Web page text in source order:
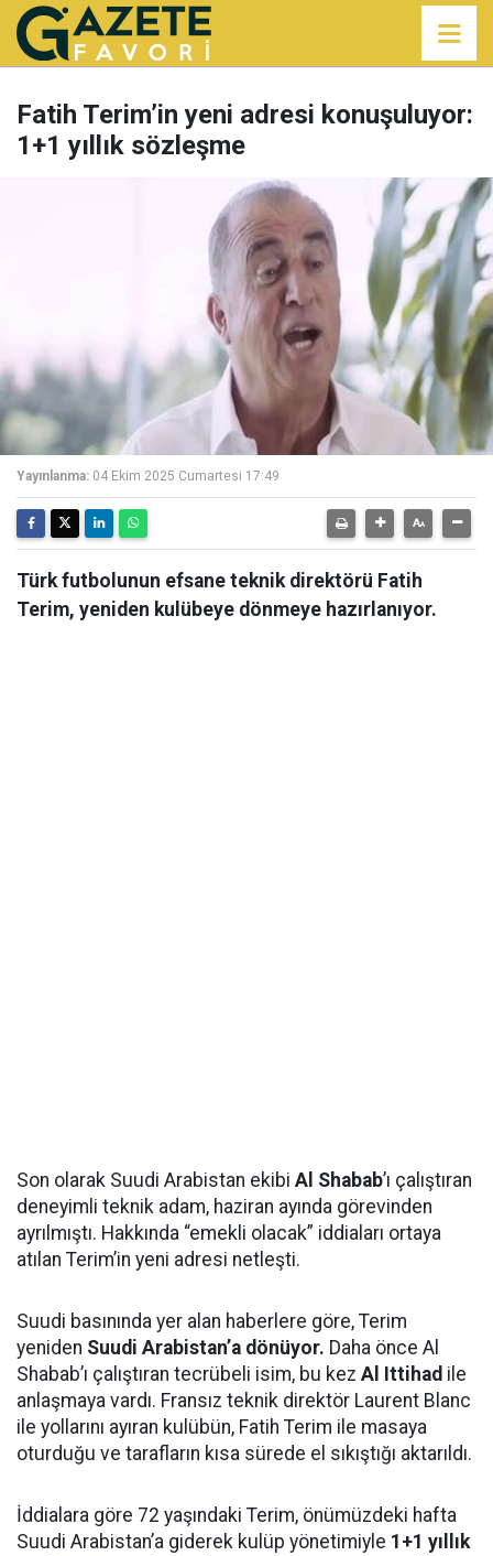
Fatih Terim’in yeni adresi konuşuluyor:
1+1 yıllık sözleşme
Yayınlanma: 04 Ekim 2025 Cumartesi 17:49
Türk futbolunun efsane teknik direktörü Fatih
Terim, yeniden kulübeye dönmeye hazırlanıyor.
Son olarak Suudi Arabistan ekibi Al Shabab’ı çalıştıran
deneyimli teknik adam, haziran ayında görevinden
ayrılmıştı. Hakkında “emekli olacak” iddiaları ortaya
atılan Terim’in yeni adresi netleşti.
Suudi basınında yer alan haberlere göre, Terim
yeniden Suudi Arabistan’a dönüyor. Daha önce Al
Shabab’ı çalıştıran tecrübeli isim, bu kez Al Ittihad ile
anlaşmaya vardı. Fransız teknik direktör Laurent Blanc
ile yollarını ayıran kulübün, Fatih Terim ile masaya
oturduğu ve tarafların kısa sürede el sıkıştığı aktarıldı.
İddialara göre 72 yaşındaki Terim, önümüzdeki hafta
Suudi Arabistan’a giderek kulüp yönetimiyle 1+1 yıllık